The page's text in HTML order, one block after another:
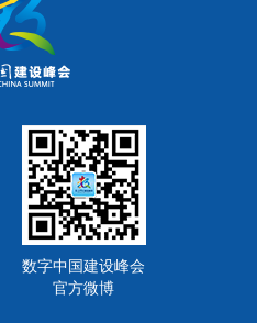
数字中国建设峰会
官方微博